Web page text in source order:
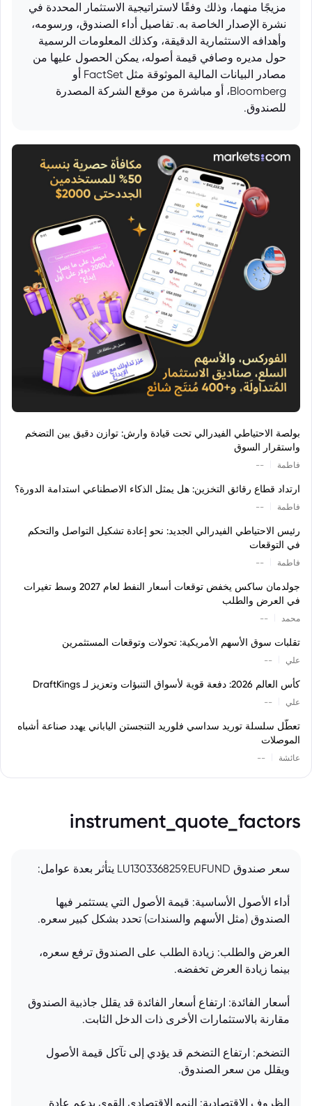
مزيجًا منهما، وذلك وفقًا لاستراتيجية الاستثمار المحددة في
نشرة الإصدار الخاصة به. تفاصيل أداء الصندوق، ورسومه،
وأهدافه الاستثمارية الدقيقة، وكذلك المعلومات الرسمية
حول مديره وصافي قيمة أصوله، يمكن الحصول عليها من
مصادر البيانات المالية الموثوقة مثل FactSet أو
Bloomberg، أو مباشرة من موقع الشركة المصدرة
للصندوق.
بولصة الاحتياطي الفيدرالي تحت قيادة وارش: توازن دقيق بين التضخم
واستقرار السوق
فاطمة --
ارتداد قطاع رقائق التخزين: هل يمثل الذكاء الاصطناعي استدامة الدورة؟
فاطمة --
رئيس الاحتياطي الفيدرالي الجديد: نحو إعادة تشكيل التواصل والتحكم
في التوقعات
فاطمة --
جولدمان ساكس يخفض توقعات أسعار النفط لعام 2027 وسط تغيرات
في العرض والطلب
محمد --
تقلبات سوق الأسهم الأمريكية: تحولات وتوقعات المستثمرين
علي --
كأس العالم 2026: دفعة قوية لأسواق التنبؤات وتعزيز لـ DraftKings
علي --
تعطّل سلسلة توريد سداسي فلوريد التنجستن الياباني يهدد صناعة أشباه
الموصلات
عائشة --
instrument_quote_factors
سعر صندوق LU1303368259.EUFUND يتأثر بعدة عوامل:
أداء الأصول الأساسية: قيمة الأصول التي يستثمر فيها
الصندوق (مثل الأسهم والسندات) تحدد بشكل كبير سعره.
العرض والطلب: زيادة الطلب على الصندوق ترفع سعره،
بينما زيادة العرض تخفضه.
أسعار الفائدة: ارتفاع أسعار الفائدة قد يقلل جاذبية الصندوق
مقارنة بالاستثمارات الأخرى ذات الدخل الثابت.
التضخم: ارتفاع التضخم قد يؤدي إلى تآكل قيمة الأصول
ويقلل من سعر الصندوق.
الظروف الاقتصادية: النمو الاقتصادي القوي يدعم عادة